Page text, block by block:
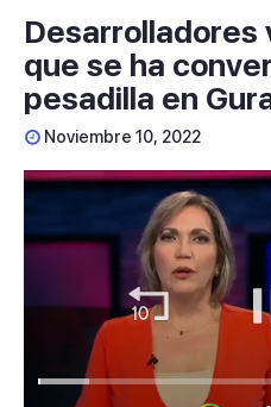
que se ha
pesadilla en
Noviembre 10, 2022